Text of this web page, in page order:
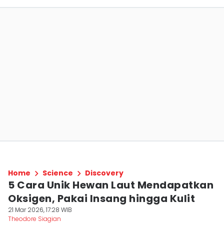
Home Science Discovery
5 Cara Unik Hewan Laut Mendapatkan
Oksigen, Pakai Insang hingga Kulit
21 Mar 2026, 17:28 WIB
Theodore Siagian